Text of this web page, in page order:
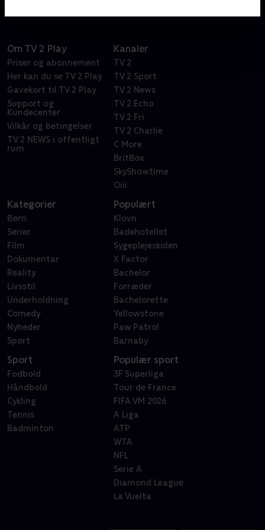
Om TV 2 Play
Priser og abonnement
Her kan du se TV 2 Play
Gavekort til TV 2 Play
Support og
Kundecenter
Vilkår og betingelser
TV 2 NEWS i offentligt
rum
Kanaler
TV 2
TV 2 Sport
TV 2 News
TV 2 Echo
TV 2 Fri
TV 2 Charlie
C More
BritBox
SkyShowtime
Oiii
Kategorier
Børn
Serier
Film
Dokumentar
Reality
Livsstil
Underholdning
Comedy
Nyheder
Sport
Populært
Klovn
Badehotellet
Sygeplejeskolen
X Factor
Bachelor
Forræder
Bachelorette
Yellowstone
Paw Patrol
Barnaby
Sport
Fodbold
Håndbold
Cykling
Tennis
Badminton
Populær sport
3F Superliga
Tour de France
FIFA VM 2026
A Liga
ATP
WTA
NFL
Serie A
Diamond League
La Vuelta